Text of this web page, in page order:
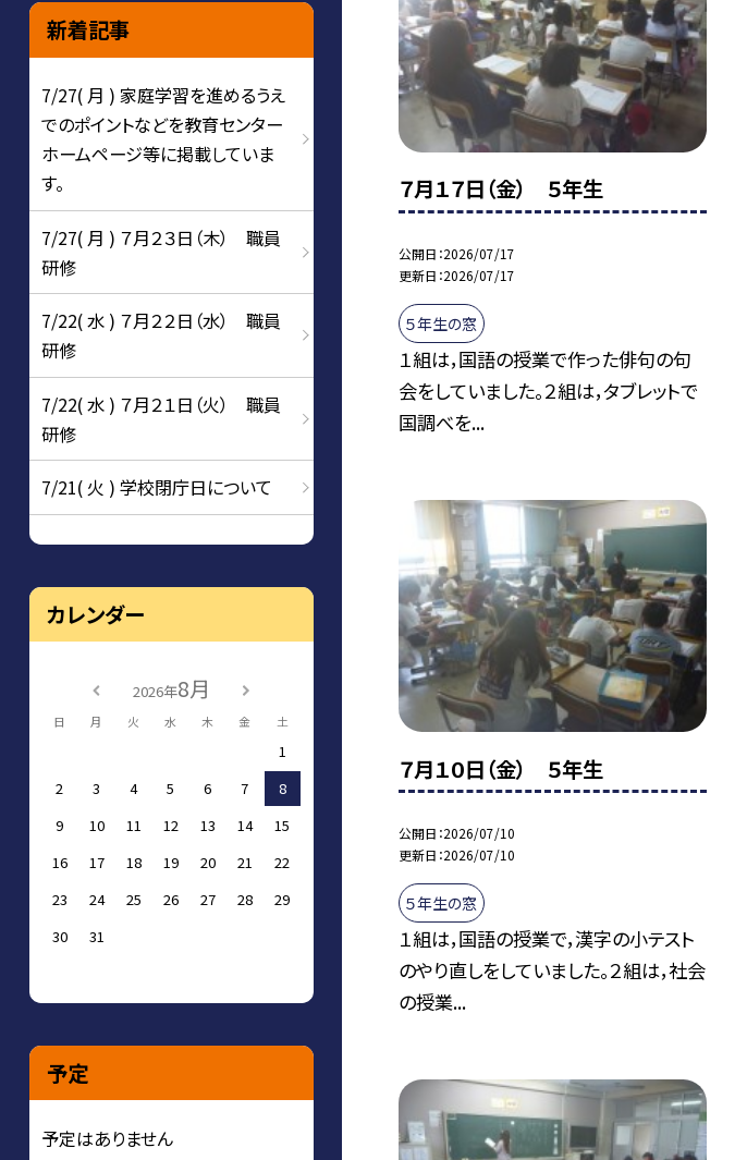
７月１７日（金） ５年生
公開日 2026/07/17
更新日 2026/07/17
５年生の窓
１組は，国語の授業で作った俳句の句
会をしていました。２組は，タブレットで
国調べを...
７月１０日（金） ５年生
公開日 2026/07/10
更新日 2026/07/10
５年生の窓
１組は，国語の授業で，漢字の小テスト
のやり直しをしていました。２組は，社会
の授業...
新着記事
7/27( 月 ) 家庭学習を進めるうえ
でのポイントなどを教育センター
ホームページ等に掲載していま
す。
7/27( 月 ) ７月２３日（木） 職員
研修
7/22( 水 ) ７月２２日（水） 職員
研修
7/22( 水 ) ７月２１日（火） 職員
研修
7/21( 火 ) 学校閉庁日について
カレンダー
2026年8月
日 月 火 水 木 金 土
1
2
3 4 5 6 7
8
9
10 11 12 13 14
15
16
17 18 19 20 21
22
23
24 25 26 27 28
29
30
31
予定
予定はありません